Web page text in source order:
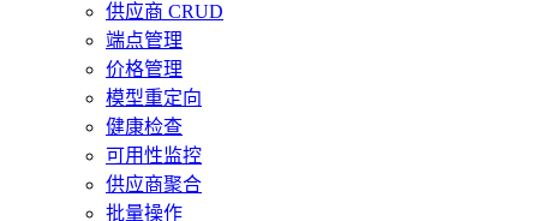
供应商 CRUD
端点管理
价格管理
模型重定向
健康检查
可用性监控
供应商聚合
批量操作